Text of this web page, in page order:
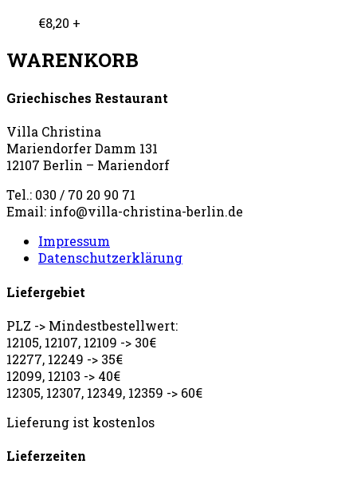
€8,20 +
WARENKORB
Griechisches Restaurant
Villa Christina
Mariendorfer Damm 131
12107 Berlin – Mariendorf
Tel.: 030 / 70 20 90 71
Email: info@villa-christina-berlin.de
Impressum
Datenschutzerklärung
Liefergebiet
PLZ -> Mindestbestellwert:
12105, 12107, 12109 -> 30€
12277, 12249 -> 35€
12099, 12103 -> 40€
12305, 12307, 12349, 12359 -> 60€
Lieferung ist kostenlos
Lieferzeiten